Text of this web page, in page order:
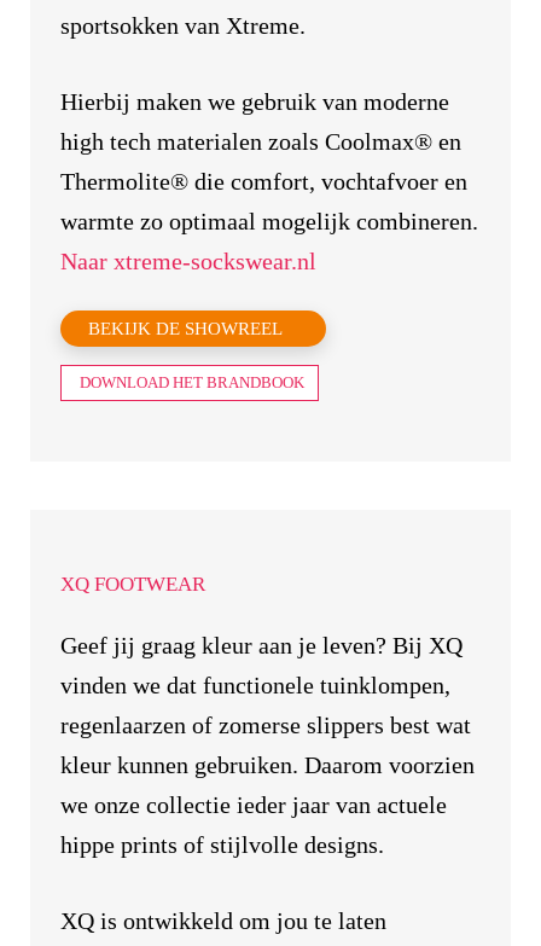
sportsokken van Xtreme.
Hierbij maken we gebruik van moderne
high tech materialen zoals Coolmax® en
Thermolite® die comfort, vochtafvoer en
warmte zo optimaal mogelijk combineren.
Naar xtreme-sockswear.nl
BEKIJK DE SHOWREEL
DOWNLOAD HET BRANDBOOK
XQ FOOTWEAR
Geef jij graag kleur aan je leven? Bij XQ
vinden we dat functionele tuinklompen,
regenlaarzen of zomerse slippers best wat
kleur kunnen gebruiken. Daarom voorzien
we onze collectie ieder jaar van actuele
hippe prints of stijlvolle designs.
XQ is ontwikkeld om jou te laten